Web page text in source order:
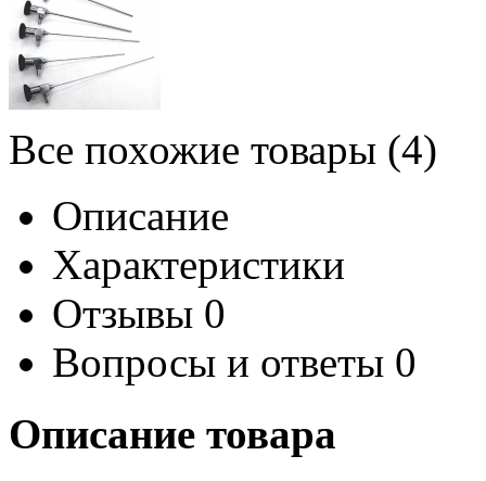
Все похожие товары (4)
Описание
Характеристики
Отзывы 0
Вопросы и ответы 0
Описание товара